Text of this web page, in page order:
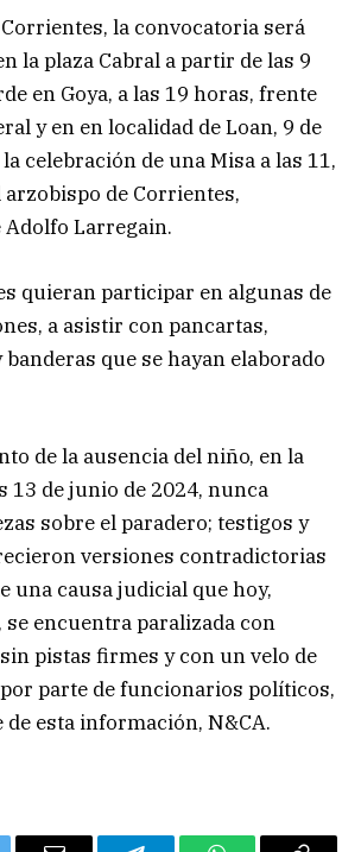
la convocatoria será
la plaza Cabral a partir de las 9
en Goya, a las 19 horas, frente
y en en localidad de Loan, 9 de
celebración de una Misa a las 11,
de Corrientes,
Larregain.
quieran participar en algunas de
a asistir con pancartas,
que se hayan elaborado
de la ausencia del niño, en la
13 de junio de 2024, nunca
sobre el paradero; testigos y
versiones contradictorias
una causa judicial que hoy,
se encuentra paralizada con
pistas firmes y con un velo de
parte de funcionarios políticos,
de esta información, N&CA.